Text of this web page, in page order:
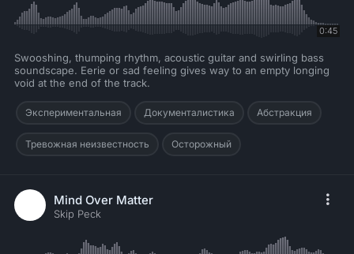
0:45
Swooshing, thumping rhythm, acoustic guitar and swirling bass
soundscape. Eerie or sad feeling gives way to an empty longing
void at the end of the track.
Экспериментальная Документалистика Абстракция
Тревожная неизвестность Осторожный
Mind Over Matter
Skip Peck